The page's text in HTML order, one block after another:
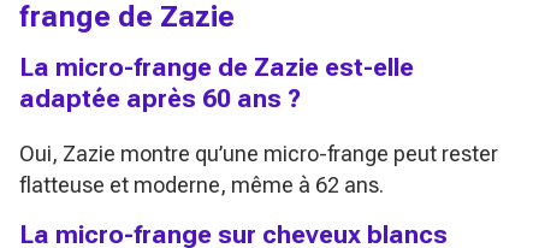
frange de Zazie
La micro-frange de Zazie est-elle
adaptée après 60 ans ?
Oui, Zazie montre qu’une micro-frange peut rester
flatteuse et moderne, même à 62 ans.
La micro-frange sur cheveux blancs